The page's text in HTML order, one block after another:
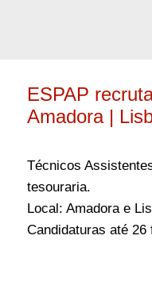
ESPAP
Amadora |
Técnicos
tesouraria.
Local: Amadora e
Candidaturas até 26